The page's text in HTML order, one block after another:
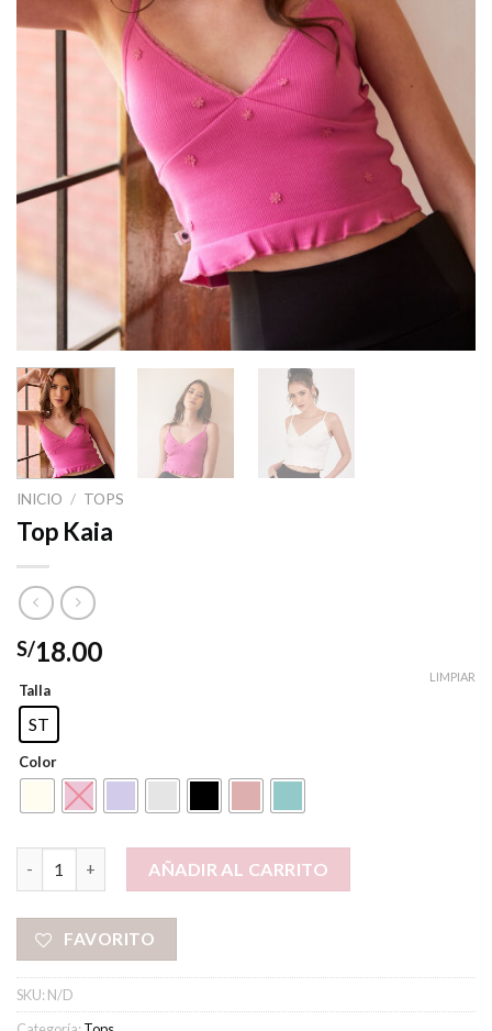
INICIO / TOPS
Top Kaia
S/18.00
Talla
ST
Color
LIMPIAR
Top Kaia cantidad AÑADIR AL CARRITO
FAVORITO
SKU: N/D